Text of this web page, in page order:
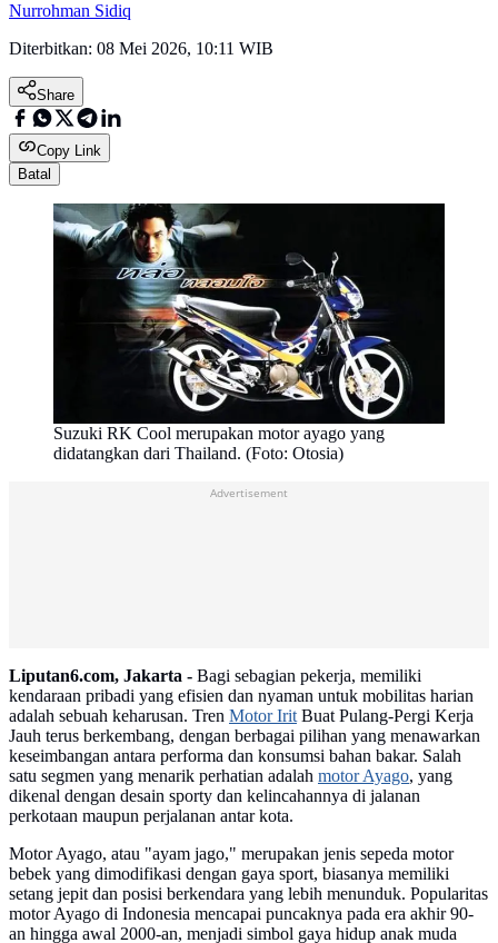
Nurrohman Sidiq
Diterbitkan: 08 Mei 2026, 10:11 WIB
Share
Copy Link
Batal
Suzuki RK Cool merupakan motor ayago yang
didatangkan dari Thailand. (Foto: Otosia)
Liputan6.com, Jakarta - Bagi sebagian pekerja, memiliki
kendaraan pribadi yang efisien dan nyaman untuk mobilitas harian
adalah sebuah keharusan. Tren Motor IritBuat Pulang-Pergi Kerja
Jauh terus berkembang, dengan berbagai pilihan yang menawarkan
keseimbangan antara performa dan konsumsi bahan bakar. Salah
satu segmen yang menarik perhatian adalah motor Ayago, yang
dikenal dengan desain sporty dan kelincahannya di jalanan
perkotaan maupun perjalanan antar kota.
Motor Ayago, atau "ayam jago," merupakan jenis sepeda motor
bebek yang dimodifikasi dengan gaya sport, biasanya memiliki
setang jepit dan posisi berkendara yang lebih menunduk. Popularitas
motor Ayago di Indonesia mencapai puncaknya pada era akhir 90-
an hingga awal 2000-an, menjadi simbol gaya hidup anak muda